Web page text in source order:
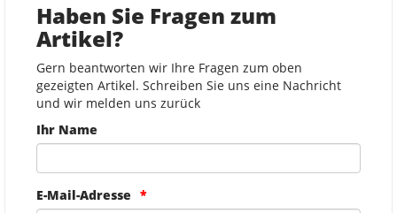
Haben Sie Fragen zum
Artikel?
Gern beantworten wir Ihre Fragen zum oben
gezeigten Artikel. Schreiben Sie uns eine Nachricht
und wir melden uns zurück
Ihr Name
E-Mail-Adresse